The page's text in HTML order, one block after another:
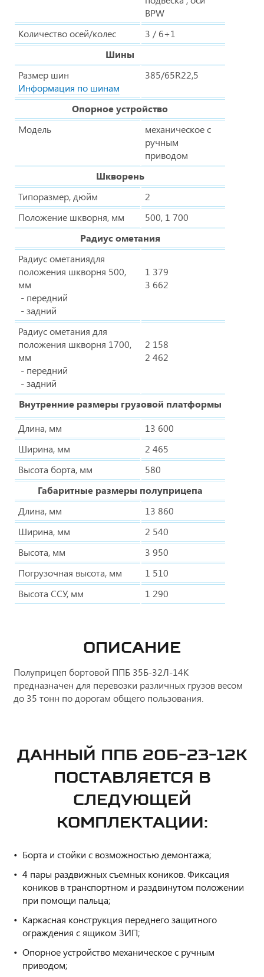
BPW
Количество осей/колес
3 / 6+1
Шины
Размер шин
Информация по шинам
385/65R22,5
Опорное устройство
Модель
механическое с
ручным
приводом
Шкворень
Типоразмер, дюйм
2
Положение шкворня, мм
500, 1 700
Радиус ометания
Радиус ометаниядля
положения шкворня 500,
мм
- передний
- задний
1 379
3 662
Радиус ометания для
положения шкворня 1700,
мм
- передний
- задний
2 158
2 462
Внутренние размеры грузовой платформы
Длина, мм
13 600
Ширина, мм
2 465
Высота борта, мм
580
Габаритные размеры полуприцепа
Длина, мм
13 860
Ширина, мм
2 540
Высота, мм
3 950
Погрузочная высота, мм
1 510
Высота ССУ, мм
1 290
ОПИСАНИЕ
Полуприцеп бортовой ППБ 35Б-32Л-14К
предназначен для перевозки различных грузов весом
до 35 тонн по дорогам общего пользования.
ДАННЫЙ ППБ 20Б-23-12К
ПОСТАВЛЯЕТСЯ В
СЛЕДУЮЩЕЙ
КОМПЛЕКТАЦИИ:
Борта и стойки с возможностью демонтажа;
4 пары раздвижных съемных коников. Фиксация
коников в транспортном и раздвинутом положении
при помощи пальца;
Каркасная конструкция переднего защитного
ограждения с ящиком ЗИП;
Опорное устройство механическое с ручным
приводом;